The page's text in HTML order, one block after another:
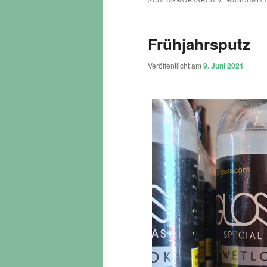
Frühjahrsputz
Veröffentlicht am 9. Juni 2021